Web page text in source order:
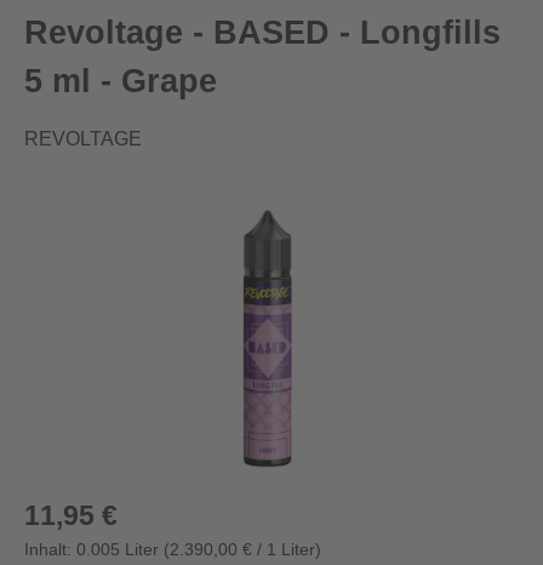
Revoltage - BASED - Longfills
5 ml - Grape
REVOLTAGE
Regulärer Preis:
11,95 €
Inhalt: 0.005 Liter (2.390,00 € / 1 Liter)